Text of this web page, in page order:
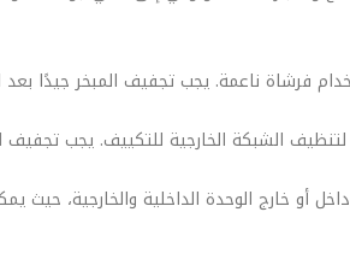
أو خارج الوحدة الداخلية والخارجية،